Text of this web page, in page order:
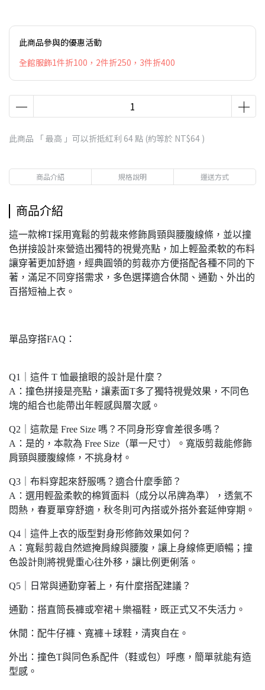
此商品參與的優惠活動
全館服飾1件折100，2件折250，3件折400
此商品 「 最高 」可以折抵紅利 64點 (約等於 NT$64 )
商品介紹 規格說明 運送方式
商品介紹
這一款棉T採用寬鬆的剪裁來修飾肩頸與腰腹線條，並以撞
色拼接設計來營造出獨特的視覺亮點，加上輕盈柔軟的布料
讓穿著更加舒適，經典圓領的剪裁亦方便搭配各種不同的下
著，滿足不同穿搭需求，多色選擇適合休閒、通勤、外出的
百搭短袖上衣。
單品穿搭FAQ：
Q1｜這件 T 恤最搶眼的設計是什麼？
A：撞色拼接是亮點，讓素面T多了獨特視覺效果，不同色
塊的組合也能帶出年輕感與層次感。
Q2｜這款是 Free Size 嗎？不同身形穿會差很多嗎？
A：是的，本款為 Free Size（單一尺寸）。寬版剪裁能修飾
肩頸與腰腹線條，不挑身材。
Q3｜布料穿起來舒服嗎？適合什麼季節？
A：選用輕盈柔軟的棉質面料（成分以吊牌為準），透氣不
悶熱，春夏單穿舒適，秋冬則可內搭或外搭外套延伸穿期。
Q4｜這件上衣的版型對身形修飾效果如何？
A：寬鬆剪裁自然遮掩肩線與腰腹，讓上身線條更順暢；撞
色設計則將視覺重心往外移，讓比例更俐落。
Q5｜日常與通勤穿著上，有什麼搭配建議？
通勤：搭直筒長褲或窄裙＋樂福鞋，既正式又不失活力。
休閒：配牛仔褲、寬褲＋球鞋，清爽自在。
外出：撞色T與同色系配件（鞋或包）呼應，簡單就能有造
型感。